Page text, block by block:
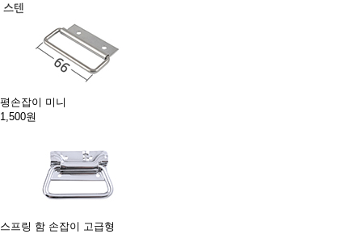
평손잡이 미니
1,500원
스프링 함 손잡이 고급형